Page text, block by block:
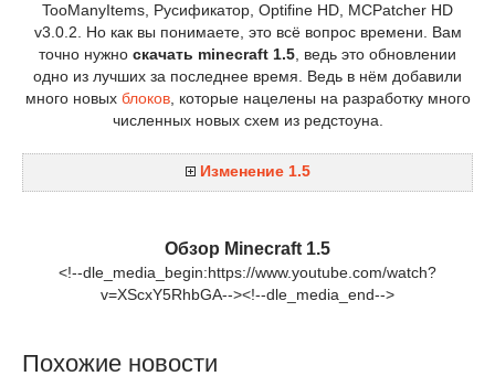
TooManyItems, Русификатор, Optifine HD, MCPatcher HD
v3.0.2. Но как вы понимаете, это всё вопрос времени. Вам
точно нужно скачать minecraft 1.5, ведь это обновлении
одно из лучших за последнее время. Ведь в нём добавили
много новых блоков, которые нацелены на разработку много
численных новых схем из редстоуна.
Изменение 1.5
Обзор Minecraft 1.5
<!--dle_media_begin:https://www.youtube.com/watch?
v=XScxY5RhbGA--><!--dle_media_end-->
Похожие новости